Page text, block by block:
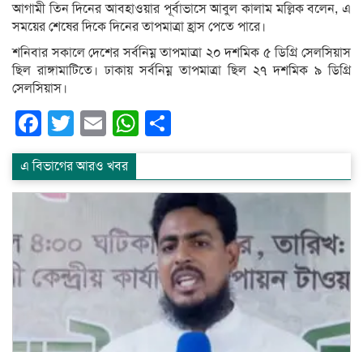
আগামী তিন দিনের আবহাওয়ার পূর্বাভাসে আবুল কালাম মল্লিক বলেন, এ
সময়ের শেষের দিকে দিনের তাপমাত্রা হ্রাস পেতে পারে।
শনিবার সকালে দেশের সর্বনিম্ন তাপমাত্রা ২০ দশমিক ৫ ডিগ্রি সেলসিয়াস
ছিল রাঙ্গামাটিতে। ঢাকায় সর্বনিম্ন তাপমাত্রা ছিল ২৭ দশমিক ৯ ডিগ্রি
সেলসিয়াস।
Facebook
Twitter
EmailWhatsApp
এ বিভাগের আরও খবর